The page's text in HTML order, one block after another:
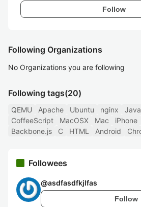
Follow
Following Organizations
No Organizations you are following
Following tags(20)
QEMU Apache Ubuntu nginx Java
CoffeeScript
MacOSX Mac iPhone
Backbone.js
C HTML Android
Followees
@asdfasdfkjlfas
Follow